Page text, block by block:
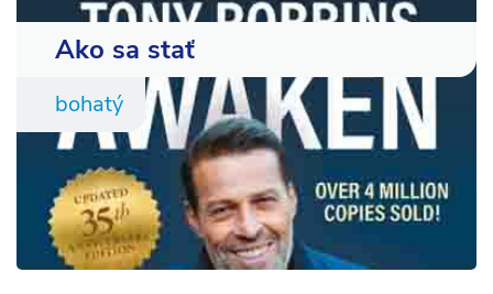
Ako sa stať
bohatý